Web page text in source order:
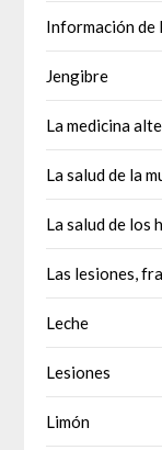
Información de
Jengibre
La medicina
La salud de la
La salud de los
Las lesiones,
Leche
Lesiones
Limón